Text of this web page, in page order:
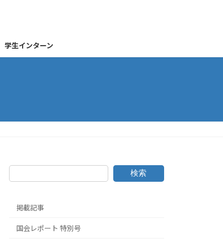
学生インターン
検索
掲載記事
国会レポート 特別号